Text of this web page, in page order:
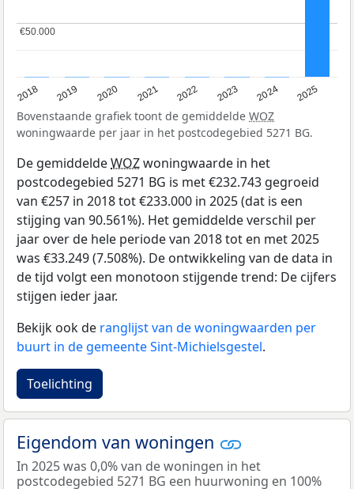
2018 2019 2020 2021 2022 2023 2024 2025
€50.000
€50.000
Bovenstaande grafiek toont de gemiddelde WOZ
woningwaarde per jaar in het postcodegebied 5271 BG.
De gemiddeldeWOZwoningwaarde in het
postcodegebied 5271 BG is met €232.743 gegroeid
van €257 in 2018 tot €233.000 in 2025 (dat is een
stijging van 90.561%). Het gemiddelde verschil per
jaar over de hele periode van 2018 tot en met 2025
was €33.249 (7.508%). De ontwikkeling van de data in
de tijd volgt een monotoon stijgende trend: De cijfers
stijgen ieder jaar.
Bekijk ook de ranglijst van de woningwaarden per
buurt in de gemeente Sint-Michielsgestel.
Toelichting
Eigendom van woningen
In 2025 was 0,0% van de woningen in het
postcodegebied 5271 BG een huurwoning en 100%